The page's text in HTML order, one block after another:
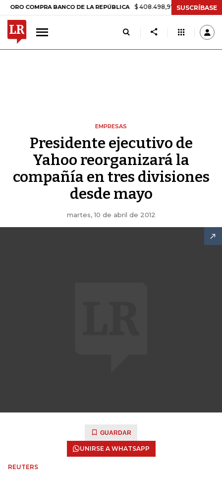
COMPRA BANCO DE LA REPÚBLICA $ 408.498,97 +$ 8.753,81 +2,19%
SUSCRÍBASE
EMPRESAS
Presidente ejecutivo de
Yahoo reorganizará la
compañía en tres divisiones
desde mayo
martes, 10 de abril de 2012
GUARDAR
UNIRSE A WHATSAPP
REUTERS